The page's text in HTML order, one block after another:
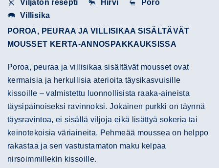
Viljaton resepti Hirvi
Poro
Villisika
POROA, PEURAA JA VILLISIKAA SISÄLTÄVÄT
MOUSSET KERTA-ANNOSPAKKAUKSISSA
Poroa, peuraa ja villisikaa sisältävät mousset ovat
kermaisia ja herkullisia aterioita täysikasvuisille
kissoille – valmistettu luonnollisista raaka-aineista
täysipainoiseksi ravinnoksi. Jokainen purkki on täynnä
täysravintoa, ei sisällä viljoja eikä lisättyä sokeria tai
keinotekoisia väriaineita. Pehmeää moussea on helppo
rakastaa ja sen vastustamaton maku kelpaa
nirsoimmillekin kissoille.